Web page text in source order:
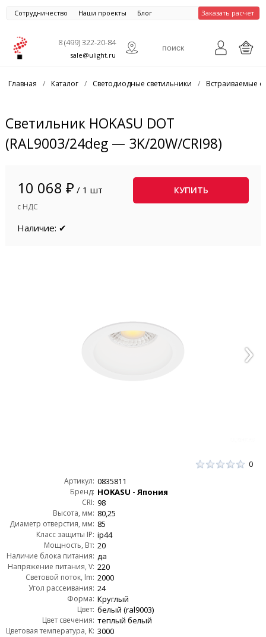
Сотрудничество Наши проекты Блог Заказать расчет
8 (499) 322-20-84
sale@ulight.ru
Главная / Каталог / Светодиодные светильники / Встраиваемые
Светильник HOKASU DOT
(RAL9003/24deg — 3K/20W/CRI98)
10 068 ₽ / 1 шт
с НДС
КУПИТЬ
Наличие: ✔
0
Артикул: 0835811
Бренд: HOKASU - Япония
CRI: 98
Высота, мм: 80,25
Диаметр отверстия, мм: 85
Класс защиты IP: ip44
Мощность, Вт: 20
Наличие блока питания: да
Напряжение питания, V: 220
Световой поток, lm: 2000
Угол рассеивания: 24
Форма: Круглый
Цвет: белый (ral9003)
Цвет свечения: теплый белый
Цветовая температура, K: 3000